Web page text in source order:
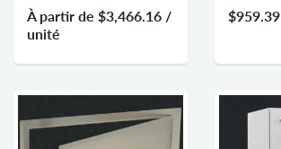
À partir de $3,466.16 /
unité
$959.39